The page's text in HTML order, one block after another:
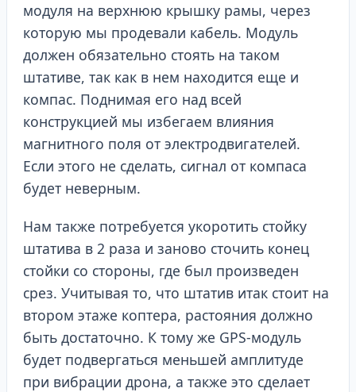
модуля на верхнюю крышку рамы, через
которую мы продевали кабель. Модуль
должен обязательно стоять на таком
штативе, так как в нем находится еще и
компас. Поднимая его над всей
конструкцией мы избегаем влияния
магнитного поля от электродвигателей.
Если этого не сделать, сигнал от компаса
будет неверным.
Нам также потребуется укоротить стойку
штатива в 2 раза и заново сточить конец
стойки со стороны, где был произведен
срез. Учитывая то, что штатив итак стоит на
втором этаже коптера, растояния должно
быть достаточно. К тому же GPS-модуль
будет подвергаться меньшей амплитуде
при вибрации дрона, а также это сделает